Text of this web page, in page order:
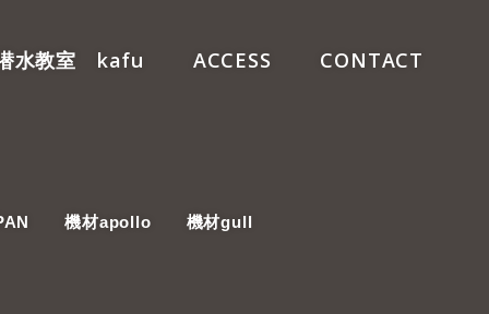
機材apollo 機材gull
水教室 kafu ACCESS CONTACT